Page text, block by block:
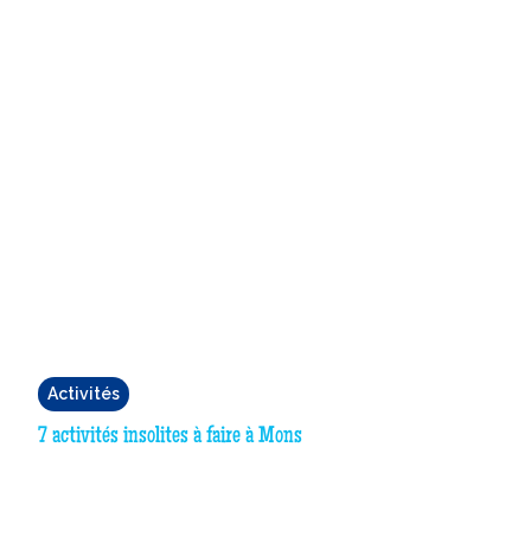
Activités
7 activités insolites à faire à Mons